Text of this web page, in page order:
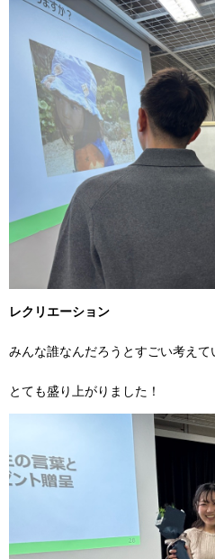
レクリエーション
みんな誰なんだろうとすごい考えて
とても盛り上がりました！